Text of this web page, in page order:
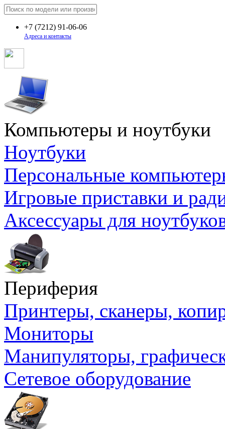
+7 (7212) 91-06-06
Адреса и контакты
Компьютеры и ноутбуки
Ноутбуки
Персональные
Игровые приставки и
Аксессуары для
Периферия
Принтеры, сканеры,
Мониторы
Манипуляторы,
Сетевое оборудование